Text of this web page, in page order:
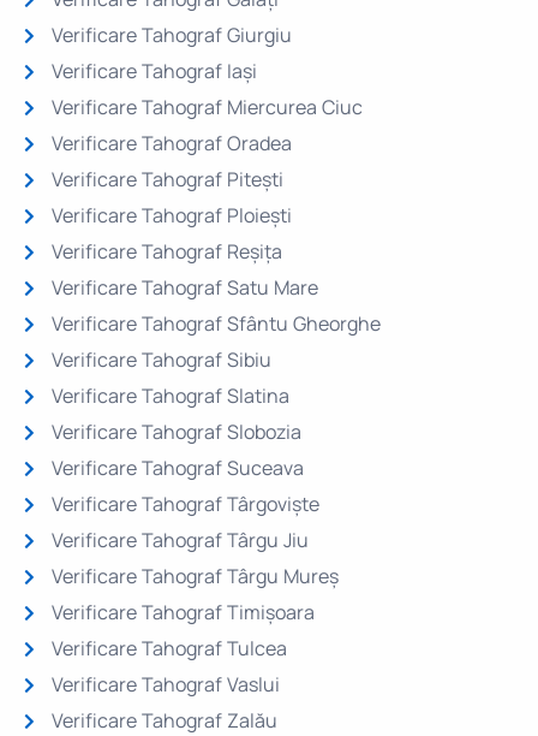
Verificare Tahograf Giurgiu
Verificare Tahograf Iași
Verificare Tahograf Miercurea Ciuc
Verificare Tahograf Oradea
Verificare Tahograf Pitești
Verificare Tahograf Ploiești
Verificare Tahograf Reșița
Verificare Tahograf Satu Mare
Verificare Tahograf Sfântu Gheorghe
Verificare Tahograf Sibiu
Verificare Tahograf Slatina
Verificare Tahograf Slobozia
Verificare Tahograf Suceava
Verificare Tahograf Târgoviște
Verificare Tahograf Târgu Jiu
Verificare Tahograf Târgu Mureș
Verificare Tahograf Timișoara
Verificare Tahograf Tulcea
Verificare Tahograf Vaslui
Verificare Tahograf Zalău